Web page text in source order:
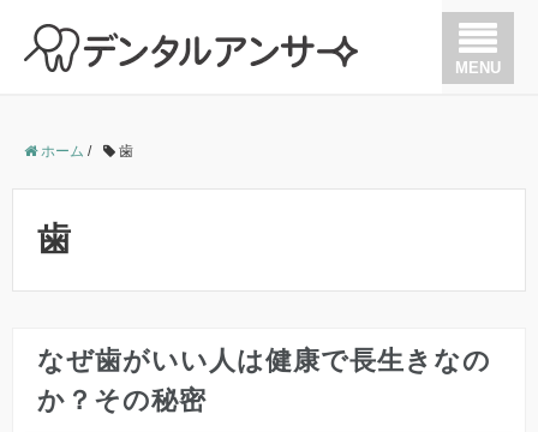
MENU
歯の根の治療（根管治療）
ホーム / 歯
歯
なぜ歯がいい人は健康で長生きなの
か？その秘密